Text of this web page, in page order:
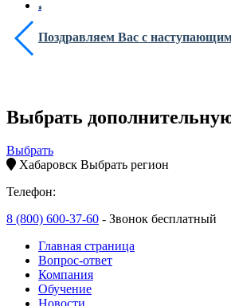
Поздравляем Вас с
Выбрать
Выбрать
Хабаровск Выбрать регион
Телефон:
8 (800) 600-37-60 - Звонок бесплатный
Главная страница
Вопрос-ответ
Компания
Обучение